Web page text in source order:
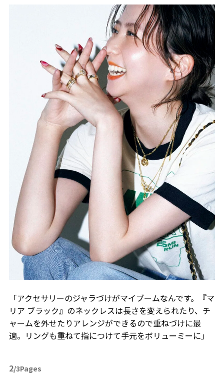
「アクセサリーのジャラづけがマイブームなんです。『マ
リア ブラック』のネックレスは長さを変えられたり、チ
ャームを外せたりアレンジができるので重ねづけに最
適。リングも重ねて指につけて手元をボリューミーに」
2/3Pages